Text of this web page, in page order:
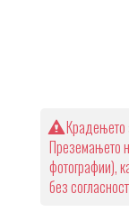
Крадењето
Преземањето
фотографии),
без